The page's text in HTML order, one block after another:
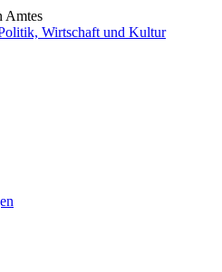
Amtes
Wirtschaft und Kultur